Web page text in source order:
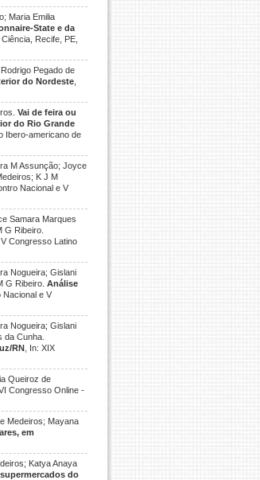
Maria Emilia
State e da
Recife, PE,
Pegado de
do Nordeste
Vai de feira ou
do Rio Grande
Ibero-americano de
M Assunção; Joyce
K J M
Nacional e V
Samara Marques
G Ribeiro.
V Congresso Latino
Nogueira; Gislani
G Ribeiro.Análise
Nacional e V
Nogueira; Gislani
da Cunha.
RN , In: XIX
Queiroz de
VI Congresso Online -
Medeiros; Mayana
em
Katya Anaya
do